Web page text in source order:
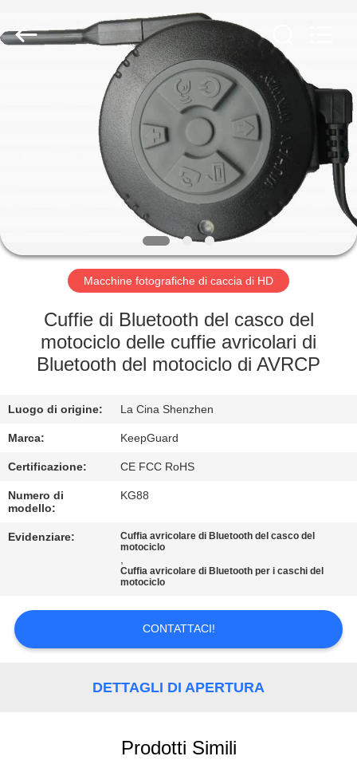
PRODOTTI
SU
DI
VISITA
ALLA
CONTROLLO
DELLA
QUALITÀ
CONTATTACI
CHIEDI
PREVENTIVO
ASIA
Macchine fotografiche di caccia di HD
Cuffie di Bluetooth del casco del
motociclo delle cuffie avricolari di
Bluetooth del motociclo di AVRCP
Luogo di origine: La Cina Shenzhen
Marca: KeepGuard
Certificazione: CE FCC RoHS
Numero di
modello:
KG88
Evidenziare:
Cuffia avricolare di Bluetooth del casco del
motociclo
,
Cuffia avricolare di Bluetooth per i caschi del
motociclo
CONTATTACI!
DETTAGLI DI APERTURA
Prodotti Simili